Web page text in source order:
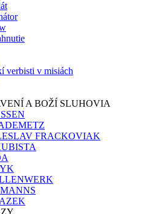
verbisti v misiách
A BOŽÍ SLUHOVIA
FRACKOVIAK